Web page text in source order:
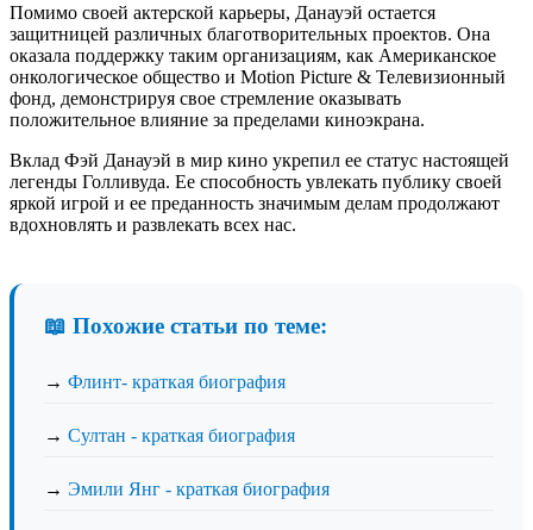
Помимо своей актерской карьеры, Данауэй остается
защитницей различных благотворительных проектов. Она
оказала поддержку таким организациям, как Американское
онкологическое общество и Motion Picture & Телевизионный
фонд, демонстрируя свое стремление оказывать
положительное влияние за пределами киноэкрана.
Вклад Фэй Данауэй в мир кино укрепил ее статус настоящей
легенды Голливуда. Ее способность увлекать публику своей
яркой игрой и ее преданность значимым делам продолжают
вдохновлять и развлекать всех нас.
📖 Похожие статьи по теме:
→ Флинт- краткая биография
→ Султан - краткая биография
→ Эмили Янг - краткая биография